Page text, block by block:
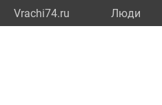
Vrachi74.ru Люди